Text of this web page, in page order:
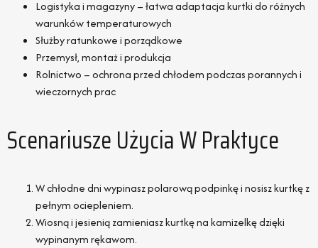
Logistyka i magazyny – łatwa adaptacja kurtki do różnych
warunków temperaturowych
Służby ratunkowe i porządkowe
Przemysł, montaż i produkcja
Rolnictwo – ochrona przed chłodem podczas porannych i
wieczornych prac
Scenariusze Użycia W Praktyce
W chłodne dni wypinasz polarową podpinkę i nosisz kurtkę z
pełnym ociepleniem.
Wiosną i jesienią zamieniasz kurtkę na kamizelkę dzięki
wypinanym rękawom.